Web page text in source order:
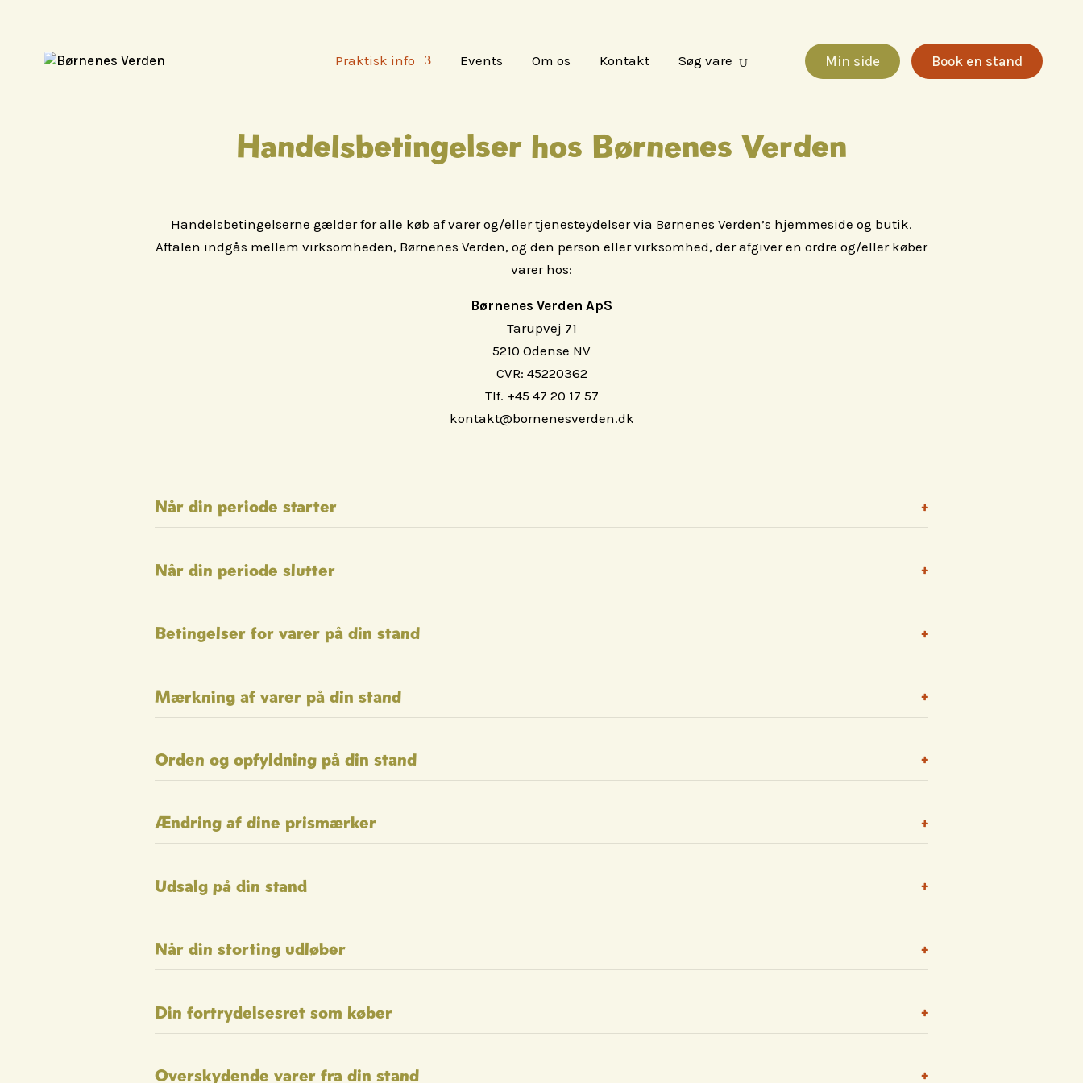
Praktisk info Events Om os Kontakt Søg vare Min side Book en stand
Handelsbetingelser hos Børnenes Verden
Handelsbetingelserne gælder for alle køb af varer og/eller tjenesteydelser via Børnenes Verden’s hjemmeside og butik.
Aftalen indgås mellem virksomheden, Børnenes Verden, og den person eller virksomhed, der afgiver en ordre og/eller køber
varer hos:
Børnenes Verden ApS
Tarupvej 71
5210 Odense NV
CVR: 45220362
Tlf. +45 47 20 17 57
kontakt@bornenesverden.dk
Når din periode starter
Når din periode slutter
Betingelser for varer på din stand
Mærkning af varer på din stand
Orden og opfyldning på din stand
Ændring af dine prismærker
Udsalg på din stand
Når din storting udløber
Din fortrydelsesret som køber
Overskydende varer fra din stand